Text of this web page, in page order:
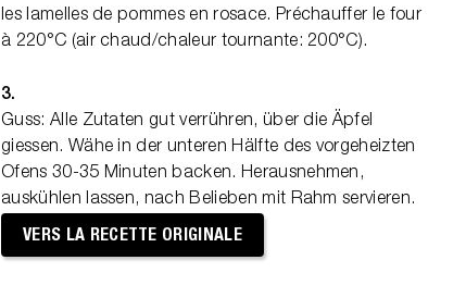
les lamelles de pommes en rosace. Préchauffer le four
à 220°C (air chaud/chaleur tournante: 200°C).
3.
Guss: Alle Zutaten gut verrühren, über die Äpfel
giessen. Wähe in der unteren Hälfte des vorgeheizten
Ofens 30-35 Minuten backen. Herausnehmen,
auskühlen lassen, nach Belieben mit Rahm servieren.
VERS LA RECETTE ORIGINALE